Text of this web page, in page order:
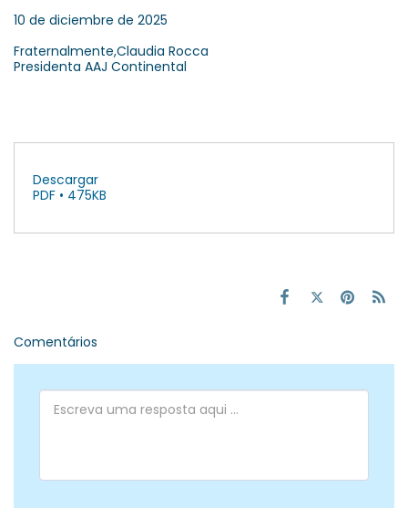
10 de diciembre de 2025
Fraternalmente,Claudia Rocca
Presidenta AAJ Continental
Descargar
PDF • 475KB
Comentários